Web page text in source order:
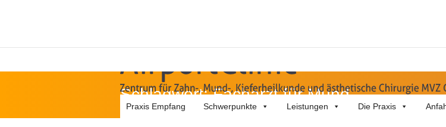
Praxis Empfang Schwerpunkte Leistungen Die Praxis
Schlagwort:Facharzt für Mund-